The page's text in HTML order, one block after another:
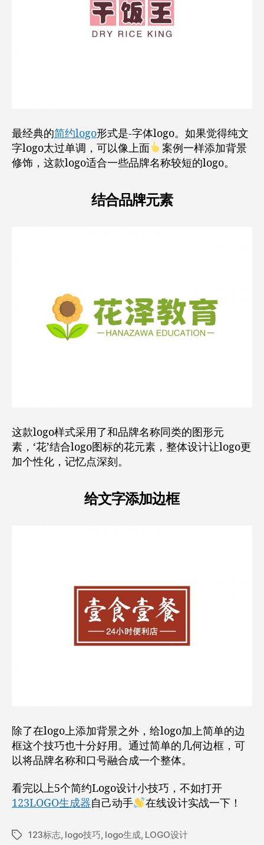
最经典的简约logo形式是-字体logo。如果觉得纯文
字logo太过单调，可以像上面
案例一样添加背景
修饰，这款logo适合一些品牌名称较短的logo。
结合品牌元素
这款logo样式采用了和品牌名称同类的图形元
素，‘花’结合logo图标的花元素，整体设计让logo更
加个性化，记忆点深刻。
给文字添加边框
除了在logo上添加背景之外，给logo加上简单的边
框这个技巧也十分好用。通过简单的几何边框，可
以将品牌名称和口号融合成一个整体。
看完以上5个简约Logo设计小技巧，不如打开
123LOGO生成器自己动手 在线设计实战一下！
标
123标志, logo技巧, logo生成, LOGO设计